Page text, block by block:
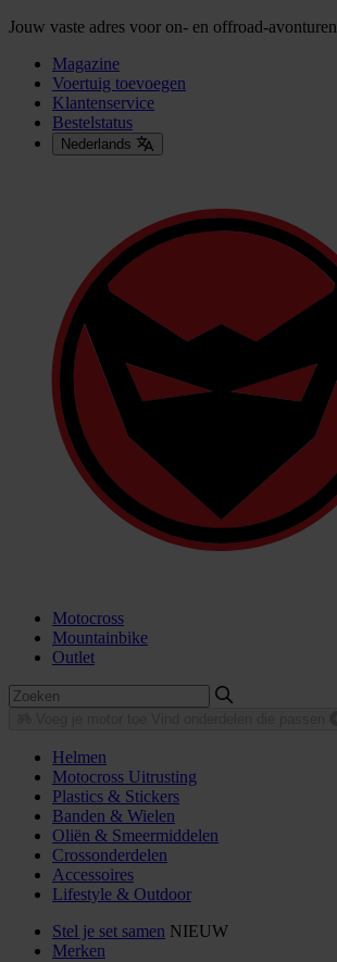
Jouw vaste adres voor on- en offroad-avonturen
Magazine
Voertuig toevoegen
Klantenservice
Bestelstatus
Nederlands
Motocross
Mountainbike
Outlet
Helmen
Motocross Uitrusting
Plastics & Stickers
Banden & Wielen
Oliën & Smeermiddelen
Crossonderdelen
Accessoires
Lifestyle & Outdoor
Stel je set samen NIEUW
Merken